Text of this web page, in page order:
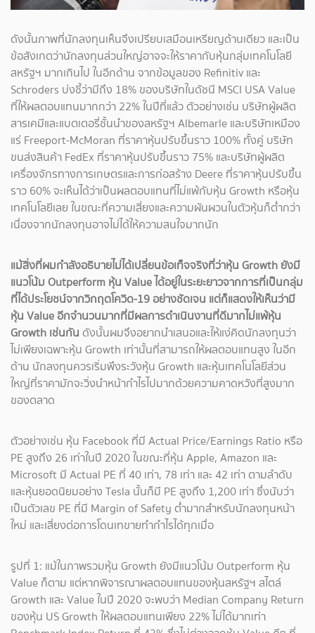
ดังนั้นภาพที่นักลงทุนเห็นจึงเปรียบเสมือนเหรียญด้านเดียว และเป็น
ข้อสังเกตว่านักลงทุนส่วนใหญ่อาจจะให้ราคากับหุ้นกลุ่มเทคโนโลยี
สหรัฐฯ มากเกินไป ในอีกด้าน จากข้อมูลของ Refinitiv และ
Schroders บ่งชี้ว่ามีถึง 18% ของบริษัทในดัชนี MSCI USA Value
ที่ให้ผลตอบแทนมากกว่า 22% ในปีที่แล้ว ตัวอย่างเช่น บริษัทผู้ผลิต
สารเคมีและแบตเตอรี่ชั้นนำของสหรัฐฯ Albemarle และบริษัทเหมือง
แร่ Freeport-McMoran ที่ราคาหุ้นปรับขึ้นราว 100% ทั้งคู่ บริษัท
ขนส่งสินค้า FedEx ที่ราคาหุ้นปรับขึ้นราว 75% และบริษัทผู้ผลิต
เครื่องจักรทางการเกษตรและการก่อสร้าง Deere ที่ราคาหุ้นปรับขึ้น
ราว 60% จะเห็นได้ว่าเป็นผลตอบแทนที่ไม่แพ้กับหุ้น Growth หรือหุ้น
เทคโนโลยีเลย ในขณะที่ความเสี่ยงและความผันผวนในตัวหุ้นก็ต่ำกว่า
เนื่องจากนักลงทุนอาจไม่ได้ให้ความสนใจมากนัก
แม้สิ่งที่ผมกำลังอธิบายไม่ได้เปลี่ยนข้อเท็จจริงที่ว่าหุ้น Growth ยังมี
แนวโน้ม Outperform หุ้น Value ได้อยู่ในระยะยาวจากการที่เป็นกลุ่ม
ที่ได้ประโยชน์จากวิกฤตโควิด-19 อย่างชัดเจน แต่ก็แสดงให้เห็นว่ามี
หุ้น Value อีกจำนวนมากที่มีผลการดำเนินงานที่ดีมากไม่แพ้หุ้น
Growth เช่นกัน ดังนั้นผมจึงอยากนำเสนอและให้แง่คิดนักลงทุนว่า
ไม่เพียงเฉพาะหุ้น Growth เท่านั้นที่สามารถให้ผลตอบแทนสูง ในอีก
ด้าน นักลงทุนควรเริ่มพึงระวังหุ้น Growth และหุ้นเทคโนโลยีส่วน
ใหญ่ที่ราคามักจะวิ่งนำหน้ากำไรไปมากด้วยความคาดหวังที่สูงมาก
ของตลาด
ตัวอย่างเช่น หุ้น Facebook ที่มี Actual Price/Earnings Ratio หรือ
PE สูงถึง 26 เท่าในปี 2020 ในขณะที่หุ้น Apple, Amazon และ
Microsoft มี Actual PE ที่ 40 เท่า, 78 เท่า และ 42 เท่า ตามลำดับ
และหุ้นยอดนิยมอย่าง Tesla นั้นก็มี PE สูงถึง 1,200 เท่า ซึ่งนับว่า
เป็นตัวเลข PE ที่มี Margin of Safety ต่ำมากสำหรับนักลงทุนหน้า
ใหม่ และเสี่ยงต่อการโดนเทขายทำกำไรได้ทุกเมื่อ
รูปที่ 1: แม้ในภาพรวมหุ้น Growth ยังมีแนวโน้ม Outperform หุ้น
Value ก็ตาม แต่หากพิจารณาผลตอบแทนของหุ้นสหรัฐฯ สไตล์
Growth และ Value ในปี 2020 จะพบว่า Median Company Return
ของหุ้น US Growth ให้ผลตอบแทนเพียง 22% ไม่ได้มากเท่า